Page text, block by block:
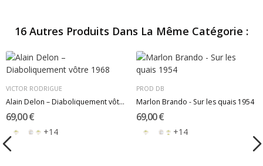
16 Autres Produits Dans La Même Catégorie :
VICTOR RODRIGUE
Alain Delon – Diaboliquement vôtre 1968
69,00 €
+14
PROD DB
Marlon Brando - Sur les quais 1954
69,00 €
+14